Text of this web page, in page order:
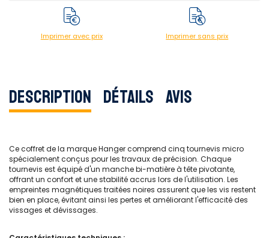
Imprimer avec prix Imprimer sans prix
Description Détails Avis
Ce coffret de la marque Hanger comprend cinq tournevis micro
spécialement conçus pour les travaux de précision. Chaque
tournevis est équipé d'un manche bi-matière à tête pivotante,
offrant un confort et une stabilité accrus lors de l'utilisation. Les
empreintes magnétiques traitées noires assurent que les vis restent
bien en place, évitant ainsi les pertes et améliorant l'efficacité des
vissages et dévissages.